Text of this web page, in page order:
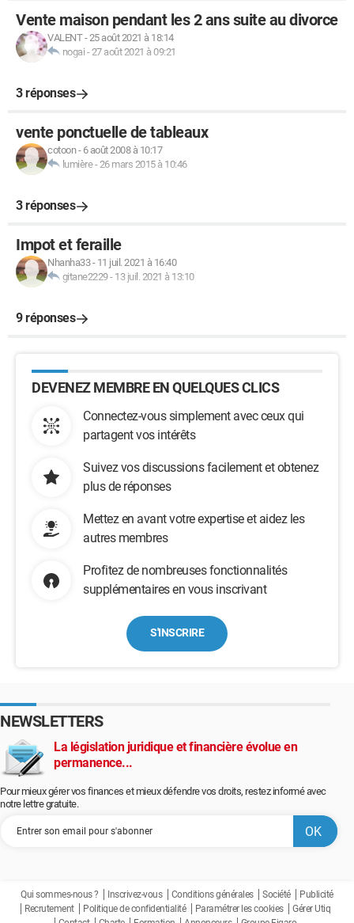
Vente maison pendant les 2 ans suite au divorce
VALENT-25 août 2021 à 18:14
nogai -27 août 2021 à 09:21
3 réponses
vente ponctuelle de tableaux
cotoon- 6 août 2008 à 10:17
lumière-26 mars 2015 à 10:46
3 réponses
Impot et feraille
Nhanha33- 11 juil. 2021 à 16:40
gitane2229- 13 juil. 2021 à 13:10
9 réponses
DEVENEZ MEMBRE EN QUELQUES CLICS
Connectez-vous simplement avec ceux qui
partagent vos intérêts
Suivez vos discussions facilement et obtenez
plus de réponses
Mettez en avant votre expertise et aidez les
autres membres
Profitez de nombreuses fonctionnalités
supplémentaires en vous inscrivant
S'INSCRIRE
NEWSLETTERS
La législation juridique et financière évolue en
permanence...
Pour mieux gérer vos finances et mieux défendre vos droits, restez informé avec
notre lettre gratuite.
Qui sommes-nous ? Inscrivez-vous Conditions générales Société
Publicité
Recrutement
Politique de confidentialité Paramétrer les cookies
Gérer Utiq